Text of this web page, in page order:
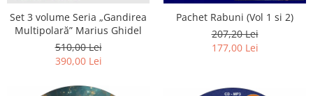
Set 3 volume Seria „Gandirea
Multipolară” Marius Ghidel
510,00 Lei
390,00 Lei
Pachet Rabuni (Vol 1 si 2)
207,20 Lei
177,00 Lei